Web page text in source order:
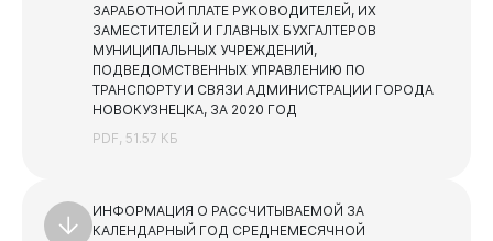
Бюджет
Отчеты
Бюджет для граждан
ЗАРАБОТНОЙ ПЛАТЕ РУКОВОДИТЕЛЕЙ, ИХ
ЗАМЕСТИТЕЛЕЙ И ГЛАВНЫХ БУХГАЛТЕРОВ
МУНИЦИПАЛЬНЫХ УЧРЕЖДЕНИЙ,
ПОДВЕДОМСТВЕННЫХ УПРАВЛЕНИЮ ПО
ТРАНСПОРТУ И СВЯЗИ АДМИНИСТРАЦИИ ГОРОДА
НОВОКУЗНЕЦКА, ЗА 2020 ГОД
PDF, 51.57 КБ
ИНФОРМАЦИЯ О РАССЧИТЫВАЕМОЙ ЗА
КАЛЕНДАРНЫЙ ГОД СРЕДНЕМЕСЯЧНОЙ